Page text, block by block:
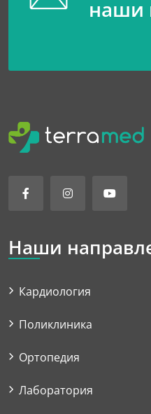
наши
Наши
Кардиология
Поликлиника
Ортопедия
Лаборатория